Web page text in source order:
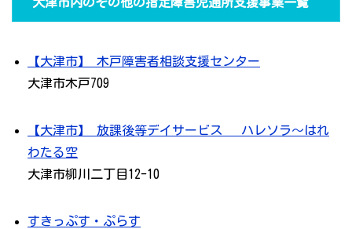
大津市内のその他の指定障害児通所支援事業一覧
【大津市】 木戸障害者相談支援センター
大津市木戸709
【大津市】 放課後等デイサービス ハレソラ～はれ
わたる空
大津市柳川二丁目12-10
すきっぷす・ぷらす